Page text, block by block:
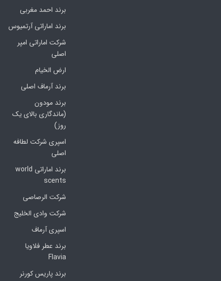
برند احمد مغربی
برند اماراتی آرتمیوس
شرکت اماراتی امپر
اصلی
ارض الخیام
برند آرماف اصلی
برند مودون
(ماندگاری بالای یک
روز)
اسپری شرکت لطافه
اصلی
برند اماراتی world
scents
شرکت الرصاصی
شرکت وادی الخلیج
اسپری آرماف
برند عطر فلاویا
Flavia
برند پاریس کورنر